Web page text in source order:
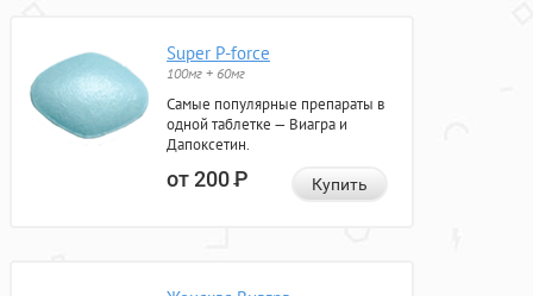
Super P-force
100мг + 60мг
Самые популярные препараты в
одной таблетке — Виагра и
Дапоксетин.
от 200Р Купить